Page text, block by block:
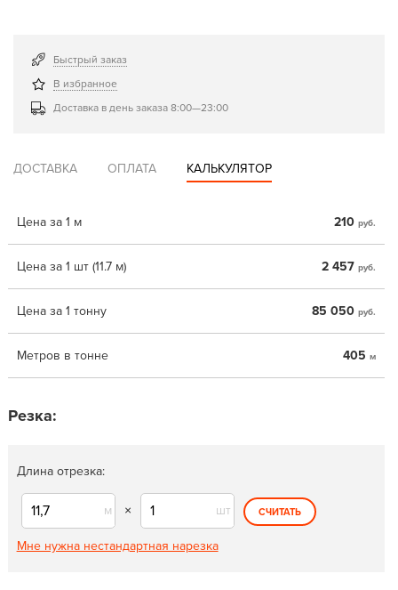
Быстрый заказ
В избранное
Доставка в день заказа 8:00—23:00
ДОСТАВКА ОПЛАТА КАЛЬКУЛЯТОР
Цена за 1 м 210 руб.
Цена за 1 шт (11.7 м) 2 457 руб.
Цена за 1 тонну 85 050 руб.
Метров в тонне 405 м
Резка:
Длина отрезка:
м × шт СЧИТАТЬ
Мне нужна нестандартная нарезка